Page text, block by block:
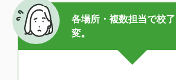
各場所・複数担当で校
変。